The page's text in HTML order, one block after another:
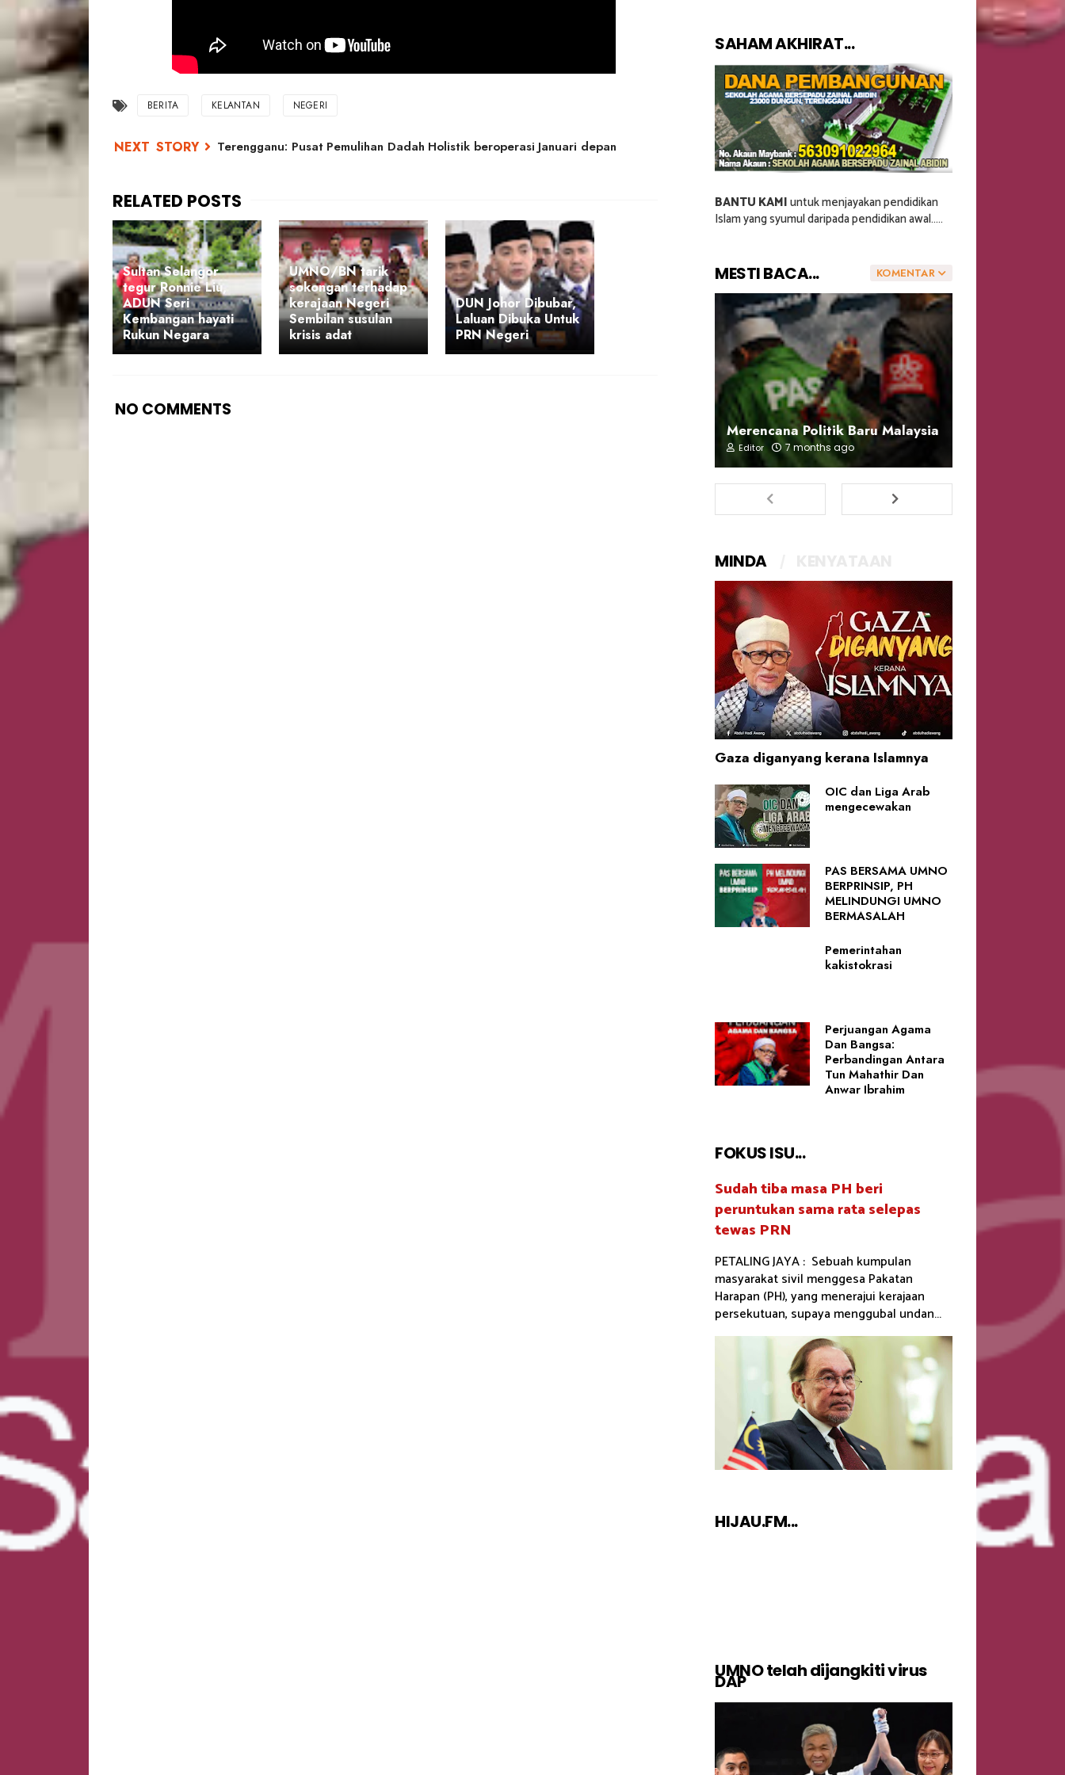
BERITA KELANTAN NEGERI
Terengganu: Pusat Pemulihan Dadah Holistik beroperasi Januari depan
Sultan Selangor
tegur Ronnie Liu,
ADUN Seri
Kembangan hayati
Rukun Negara
UMNO/BN tarik
sokongan terhadap
kerajaan Negeri
Sembilan susulan
krisis adat
DUN Johor Dibubar,
Laluan Dibuka Untuk
PRN Negeri
NO COMMENTS
SAHAM AKHIRAT...
BANTU KAMIuntuk menjayakan pendidikan
Islam yang syumul daripada pendidikan awal.....
KOMENTAR
MESTI BACA...
Merencana Politik Baru Malaysia
Editor 7 months ago
MINDA
Gaza diganyang kerana Islamnya
OIC dan Liga Arab
mengecewakan
PAS BERSAMA UMNO
BERPRINSIP, PH
MELINDUNGI UMNO
BERMASALAH
Pemerintahan
kakistokrasi
Perjuangan Agama
Dan Bangsa:
Perbandingan Antara
Tun Mahathir Dan
Anwar Ibrahim
FOKUS ISU...
Sudah tiba masa PH beri
peruntukan sama rata selepas
tewas PRN
PETALING JAYA : Sebuah kumpulan
masyarakat sivil menggesa Pakatan
Harapan (PH), yang menerajui kerajaan
persekutuan, supaya menggubal undan...
HIJAU.FM...
UMNO telah dijangkiti virus
DAP